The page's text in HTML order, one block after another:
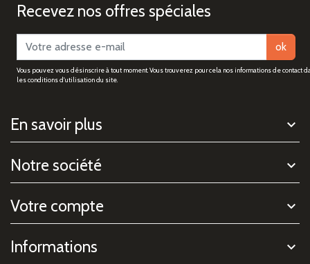
Recevez nos offres spéciales
ok
Vous pouvez vous désinscrire à tout moment. Vous trouverez pour cela nos informations de contact
les conditions d'utilisation du site.
En savoir plus
Notre société
Votre compte
Informations